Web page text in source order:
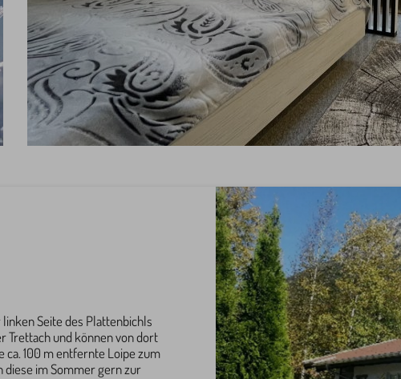
Seite des Plattenbichls
Trettach und können von dort
ca. 100 m entfernte Loipe zum
diese im Sommer gern zur